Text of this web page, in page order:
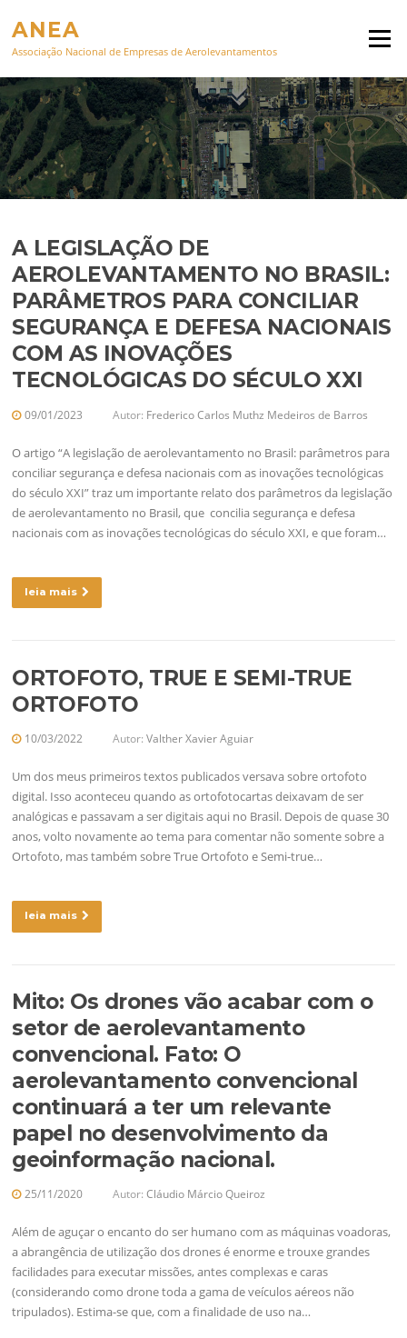
ANEA
Associação Nacional de Empresas de Aerolevantamentos
Menu
A LEGISLAÇÃO DE
AEROLEVANTAMENTO NO BRASIL:
PARÂMETROS PARA CONCILIAR
SEGURANÇA E DEFESA NACIONAIS
COM AS INOVAÇÕES
TECNOLÓGICAS DO SÉCULO XXI
09/01/2023 Autor: Frederico Carlos Muthz Medeiros de Barros
O artigo “A legislação de aerolevantamento no Brasil: parâmetros para
conciliar segurança e defesa nacionais com as inovações tecnológicas
do século XXI” traz um importante relato dos parâmetros da legislação
de aerolevantamento no Brasil, que concilia segurança e defesa
nacionais com as inovações tecnológicas do século XXI, e que foram…
leia mais
ORTOFOTO, TRUE E SEMI-TRUE
ORTOFOTO
10/03/2022 Autor:Valther Xavier Aguiar
Um dos meus primeiros textos publicados versava sobre ortofoto
digital. Isso aconteceu quando as ortofotocartas deixavam de ser
analógicas e passavam a ser digitais aqui no Brasil. Depois de quase 30
anos, volto novamente ao tema para comentar não somente sobre a
Ortofoto, mas também sobre True Ortofoto e Semi-true…
leia mais
Mito: Os drones vão acabar com o
setor de aerolevantamento
convencional. Fato: O
aerolevantamento convencional
continuará a ter um relevante
papel no desenvolvimento da
geoinformação nacional.
25/11/2020 Autor:Cláudio Márcio Queiroz
Além de aguçar o encanto do ser humano com as máquinas voadoras,
a abrangência de utilização dos drones é enorme e trouxe grandes
facilidades para executar missões, antes complexas e caras
(considerando como drone toda a gama de veículos aéreos não
tripulados). Estima-se que, com a finalidade de uso na…